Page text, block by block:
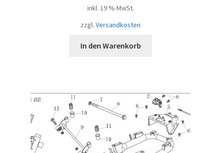
inkl. 19 % MwSt.
zzgl. Versandkosten
In den Warenkorb